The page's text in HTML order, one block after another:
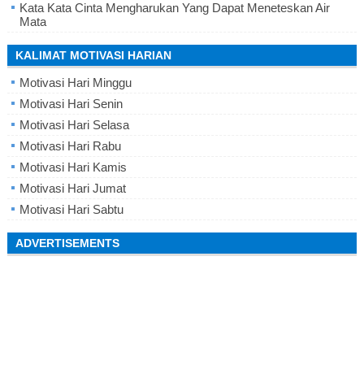
Kata Kata Cinta Mengharukan Yang Dapat Meneteskan Air
Mata
KALIMAT MOTIVASI HARIAN
Motivasi Hari Minggu
Motivasi Hari Senin
Motivasi Hari Selasa
Motivasi Hari Rabu
Motivasi Hari Kamis
Motivasi Hari Jumat
Motivasi Hari Sabtu
ADVERTISEMENTS